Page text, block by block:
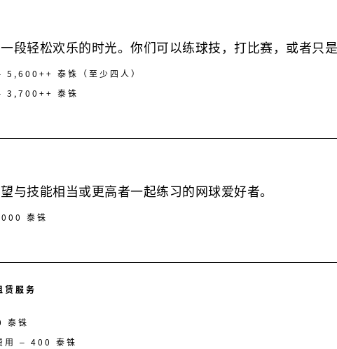
段轻松欢乐的时光。你们可以练球技，打比赛，或者只是
泰铢（至少四人）
3,700++ 泰铢
与技能相当或更高者一起练习的网球爱好者。
泰铢
赁服务
泰铢
用 – 400 泰铢